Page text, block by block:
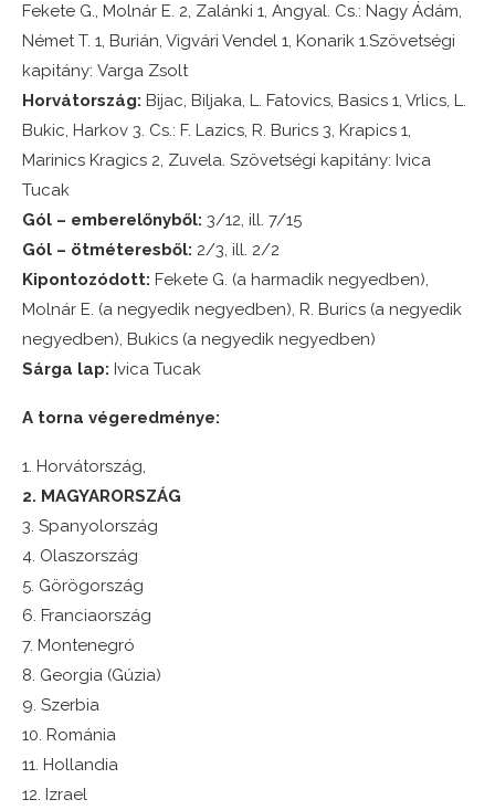
Fekete G., Molnár E. 2, Zalánki 1, Angyal. Cs.: Nagy Ádám,
Német T. 1, Burián, Vigvári Vendel 1, Konarik 1.Szövetségi
kapitány: Varga Zsolt
Horvátország: Bijac, Biljaka, L. Fatovics, Basics 1, Vrlics, L.
Bukic, Harkov 3. Cs.: F. Lazics, R. Burics 3, Krapics 1,
Marinics Kragics 2, Zuvela. Szövetségi kapitány: Ivica
Tucak
Gól – emberelőnyből: 3/12, ill. 7/15
Gól – ötméteresből: 2/3, ill. 2/2
Kipontozódott: Fekete G. (a harmadik negyedben),
Molnár E. (a negyedik negyedben), R. Burics (a negyedik
negyedben), Bukics (a negyedik negyedben)
Sárga lap: Ivica Tucak
A torna végeredménye:
1. Horvátország,
2. MAGYARORSZÁG
3. Spanyolország
4. Olaszország
5. Görögország
6. Franciaország
7. Montenegró
8. Georgia (Gúzia)
9. Szerbia
10. Románia
11. Hollandia
12. Izrael